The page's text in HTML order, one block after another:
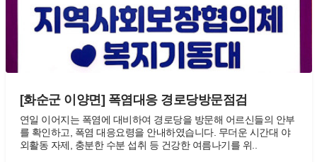
[화순군 이양면] 폭염대응 경로당방문점검
연일 이어지는 폭염에 대비하여 경로당을 방문해 어르신들의 안부
를 확인하고, 폭염 대응요령을 안내하였습니다. 무더운 시간대 야
외활동 자제, 충분한 수분 섭취 등 건강한 여름나기를 위..